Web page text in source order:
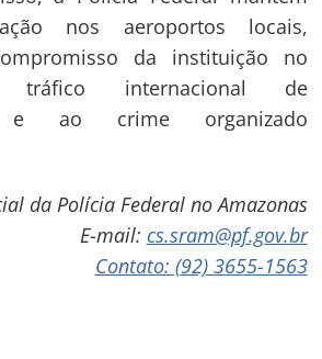
nos aeroportos locais,
da instituição no
tráfico internacional de
e ao crime organizado
da Polícia Federal no Amazonas
E-mail: cs.sram@pf.gov.br
Contato: (92) 3655-1563